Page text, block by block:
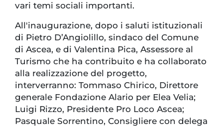
vari temi sociali importanti.
All'inaugurazione, dopo i saluti istituzionali
di Pietro D’Angiolillo, sindaco del Comune
di Ascea, e di Valentina Pica, Assessore al
Turismo che ha contribuito e ha collaborato
alla realizzazione del progetto,
interverranno: Tommaso Chirico, Direttore
generale Fondazione Alario per Elea Velia;
Luigi Rizzo, Presidente Pro Loco Ascea;
Pasquale Sorrentino, Consigliere con delega